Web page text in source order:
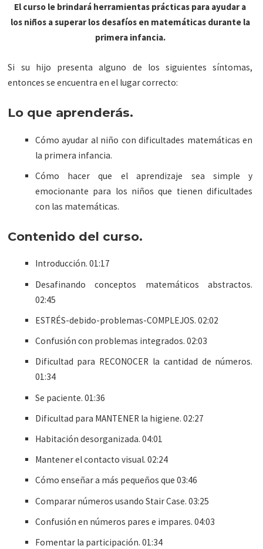
El curso le brindará herramientas prácticas para ayudar a
los niños a superar los desafíos en matemáticas durante la
primera infancia.
Si su hijo presenta alguno de los siguientes síntomas,
entonces se encuentra en el lugar correcto:
Lo que aprenderás.
Cómo ayudar al niño con dificultades matemáticas en
la primera infancia.
Cómo hacer que el aprendizaje sea simple y
emocionante para los niños que tienen dificultades
con las matemáticas.
Contenido del curso.
Introducción. 01:17
Desafinando conceptos matemáticos abstractos.
02:45
ESTRÉS-debido-problemas-COMPLEJOS. 02:02
Confusión con problemas integrados. 02:03
Dificultad para RECONOCER la cantidad de números.
01:34
Se paciente. 01:36
Dificultad para MANTENER la higiene. 02:27
Habitación desorganizada. 04:01
Mantener el contacto visual. 02:24
Cómo enseñar a más pequeños que 03:46
Comparar números usando Stair Case. 03:25
Confusión en números pares e impares. 04:03
Fomentar la participación. 01:34